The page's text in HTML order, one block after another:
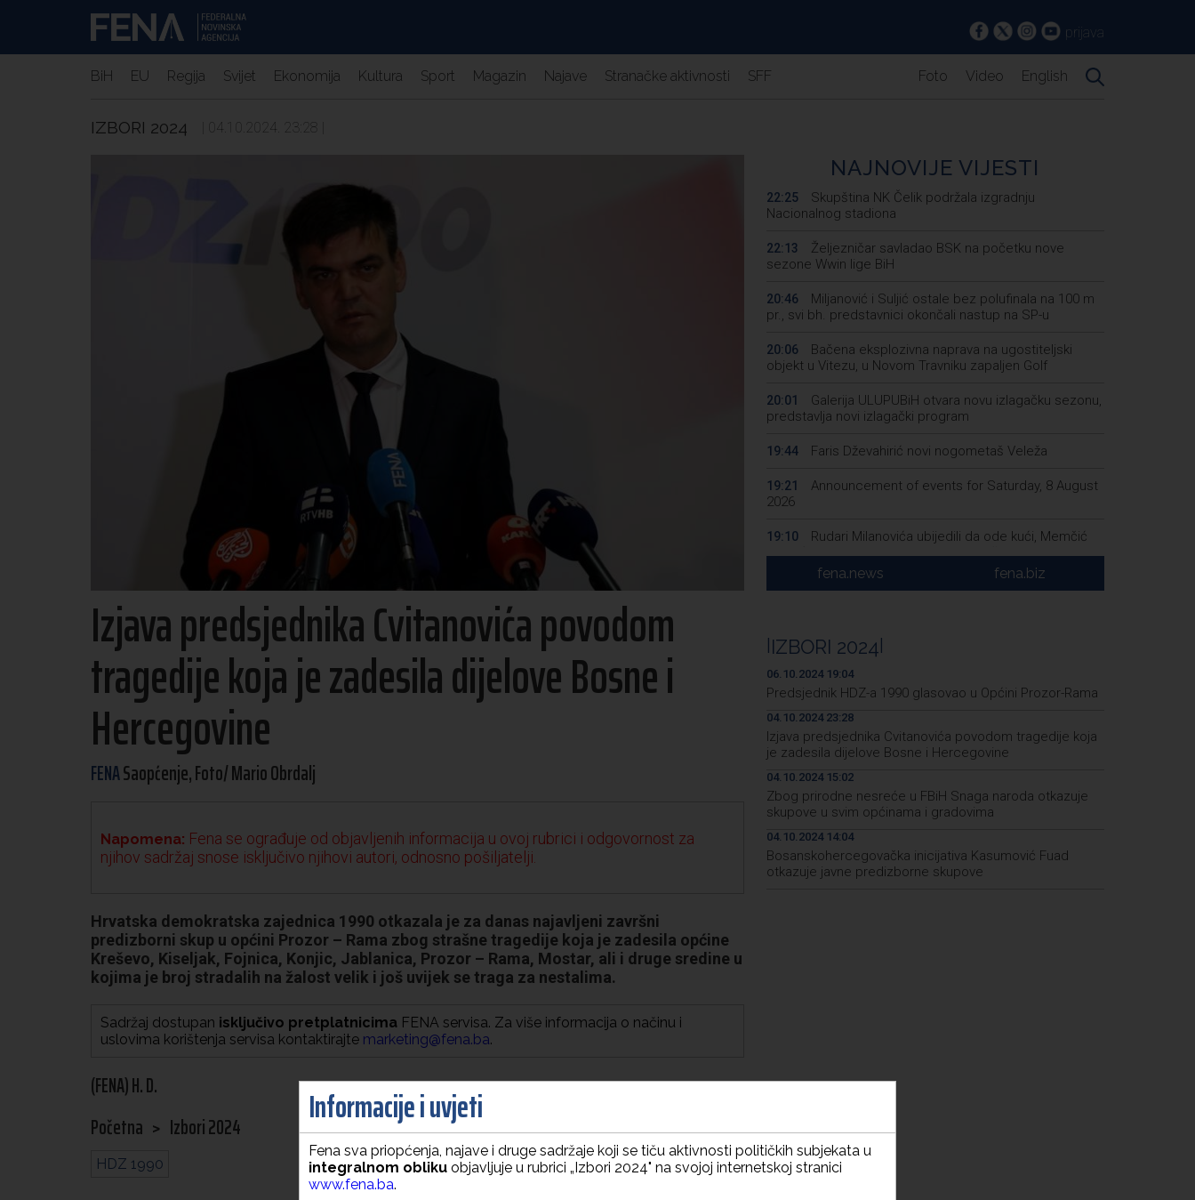
prijava
BiH EU Regija Svijet Ekonomija Kultura Sport Magazin Najave Stranačke aktivnosti SFF Foto Video English
IZBORI 2024 | 04.10.2024. 23:28 |
Izjava predsjednika Cvitanovića povodom
tragedije koja je zadesila dijelove Bosne i
Hercegovine
FENASaopćenje, Foto/ Mario Obrdalj
Napomena: Fena se ograđuje od objavljenih informacija u ovoj rubrici i odgovornost za
njihov sadržaj snose isključivo njihovi autori, odnosno pošiljatelji.
Hrvatska demokratska zajednica 1990 otkazala je za danas najavljeni završni
predizborni skup u općini Prozor – Rama zbog strašne tragedije koja je zadesila općine
Kreševo, Kiseljak, Fojnica, Konjic, Jablanica, Prozor – Rama, Mostar, ali i druge sredine u
kojima je broj stradalih na žalost velik i još uvijek se traga za nestalima.
Sadržaj dostupan isključivo pretplatnicima FENA servisa. Za više informacija o načinu i
uslovima korištenja servisa kontaktirajte marketing@fena.ba.
(FENA) H. D.
Početna > Izbori 2024
HDZ 1990
NAJNOVIJE VIJESTI
22:25
Skupština NK Čelik podržala izgradnju
Nacionalnog stadiona
22:13
Željezničar savladao BSK na početku nove
sezone Wwin lige BiH
20:46
Miljanović i Suljić ostale bez polufinala na 100 m
pr., svi bh. predstavnici okončali nastup na SP-u
20:06
Bačena eksplozivna naprava na ugostiteljski
objekt u Vitezu, u Novom Travniku zapaljen Golf
20:01
Galerija ULUPUBiH otvara novu izlagačku sezonu,
predstavlja novi izlagački program
19:44 Faris Dževahirić novi nogometaš Veleža
19:21
Announcement of events for Saturday, 8 August
2026
19:10
Rudari Milanovića ubijedili da ode kući, Memčić
se već ponovo vratio u jamu 'Raspotočje'
Sarajevo Film Festival presents Kinoscope and
19:00 Najave događaja za 8. 8. 2026. godine (subota)
fena.news fena.biz
IZBORI 2024
06.10.2024 19:04
Predsjednik HDZ-a 1990 glasovao u Općini Prozor-Rama
04.10.2024 23:28
Izjava predsjednika Cvitanovića povodom tragedije koja
je zadesila dijelove Bosne i Hercegovine
04.10.2024 15:02
Zbog prirodne nesreće u FBiH Snaga naroda otkazuje
skupove u svim općinama i gradovima
04.10.2024 14:04
Bosanskohercegovačka inicijativa Kasumović Fuad
otkazuje javne predizborne skupove
Informacije i uvjeti
Fena sva priopćenja, najave i druge sadržaje koji se tiču aktivnosti političkih subjekata u
integralnom obliku objavljuje u rubrici „Izbori 2024" na svojoj internetskoj stranici
www.fena.ba.